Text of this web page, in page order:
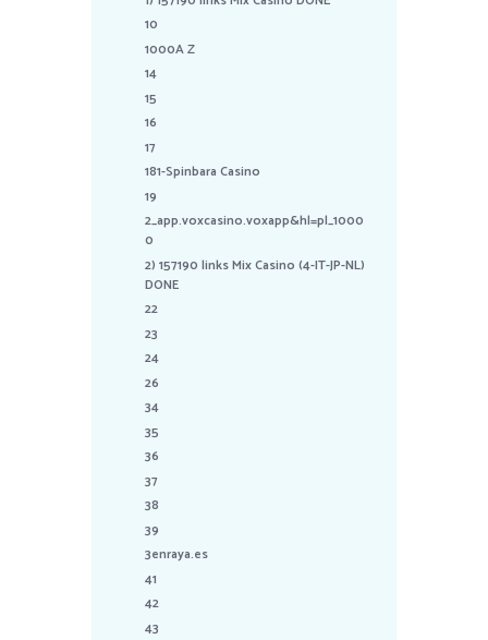
10
1000A Z
14
15
16
17
181-Spinbara Casino
19
2_app.voxcasino.voxapp&hl=pl_1000
0
2) 157190 links Mix Casino (4-IT-JP-NL)
DONE
22
23
24
26
34
35
36
37
38
39
3enraya.es
41
42
43